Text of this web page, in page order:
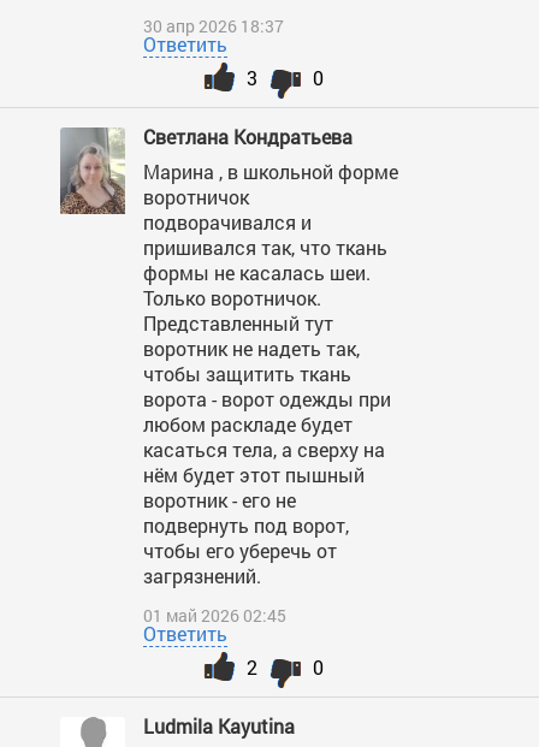
30 апр 2026 18:37
Ответить
0
3
Светлана Кондратьева
Марина , в школьной форме
воротничок
подворачивался и
пришивался так, что ткань
формы не касалась шеи.
Только воротничок.
Представленный тут
воротник не надеть так,
чтобы защитить ткань
ворота - ворот одежды при
любом раскладе будет
касаться тела, а сверху на
нём будет этот пышный
воротник - его не
подвернуть под ворот,
чтобы его уберечь от
загрязнений.
01 май 2026 02:45
Ответить
0
2
Ludmila Kayutina